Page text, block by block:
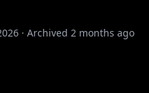
· Archived 2 months ago